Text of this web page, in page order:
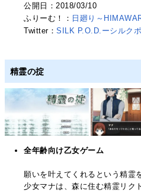
公開日：2018/03/10
ふりーむ！： 日廻り～
Twitter：SILK P.O.D.ーシルク
精霊の掟
全年齢向け乙女ゲーム
願いを叶えてくれるという精霊
少女マナは、森に住む精霊リク